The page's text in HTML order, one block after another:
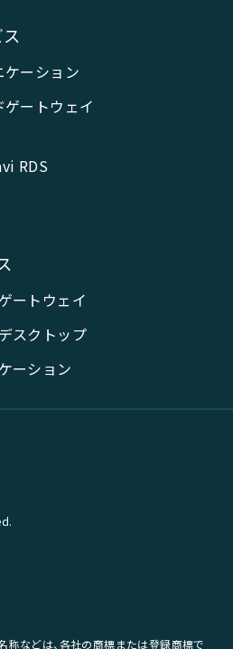
ケーション
ゲートウェイ
RDS
ートウェイ
スクトップ
ーション
称などは、各社の商標または登録商標で